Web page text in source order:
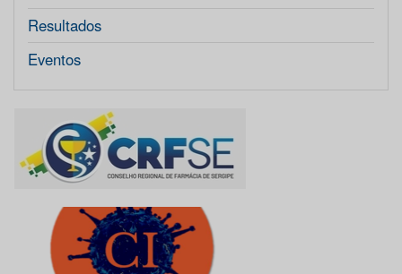
Resultados
Eventos